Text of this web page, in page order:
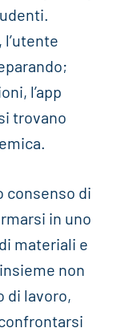
l’app
trovano
consenso di
in uno
materiali e
non
di lavoro,